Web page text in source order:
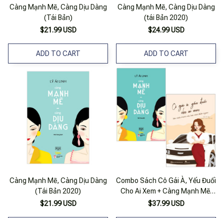
Càng Mạnh Mẽ, Càng Dịu Dàng
(Tái Bản)
$21.99 USD
ADD TO CART
Càng Mạnh Mẽ, Càng Dịu Dàng
(tái Bản 2020)
$24.99 USD
ADD TO CART
Càng Mạnh Mẽ, Càng Dịu Dàng
(Tái Bản 2020)
$21.99 USD
Combo Sách Cô Gái À, Yếu Đuối
Cho Ai Xem + Càng Mạnh Mẽ,
Càng Dịu Dàng (bộ 2 Cuốn)
$37.99 USD